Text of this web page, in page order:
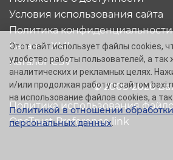
© 2005-2026
Условия использования сайта
Политика конфиденциальности
Каталог XML
Каталог CSV
Политика использования
OneTrust Preference link
Этот сайт использует файлы cookies,
удобство работы пользователей, а так
аналитических и рекламных целях.
и/или продолжая работу с сайтом
на использование файлов cookies, а
Политикой в отношении
персональных данных.